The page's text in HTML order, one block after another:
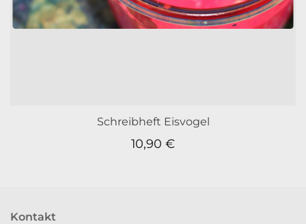
Schreibheft Eisvogel
10,90 €
Kontakt